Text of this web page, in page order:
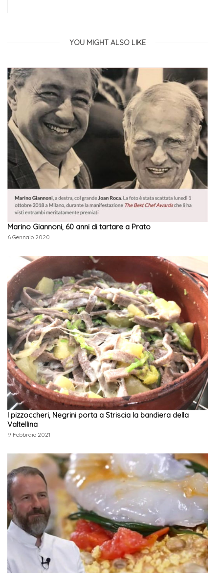
YOU MIGHT ALSO LIKE
Marino Giannoni, 60 anni di tartare a Prato
6 Gennaio 2020
I pizzoccheri, Negrini porta a Striscia la bandiera della
Valtellina
9 Febbraio 2021